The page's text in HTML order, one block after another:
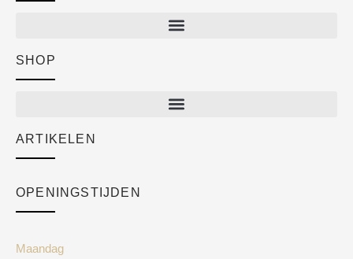
Academy
SHOP
ARTIKELEN
OPENINGSTIJDEN
Maandag